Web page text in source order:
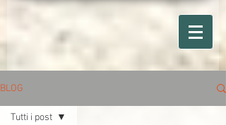
BLOG
Tutti i post